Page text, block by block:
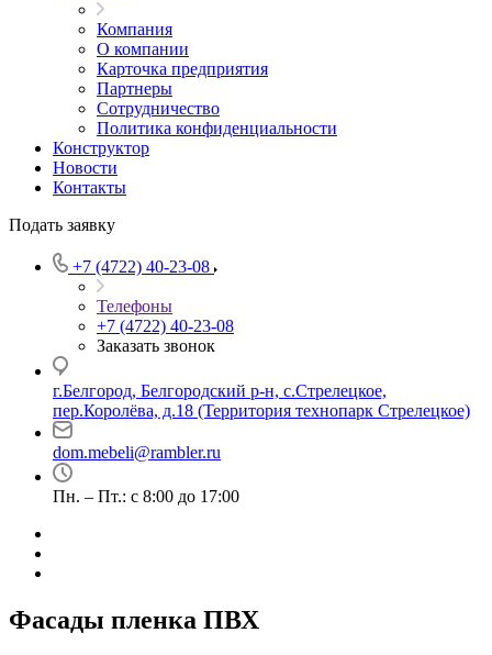
Компания
О компании
Карточка предприятия
Партнеры
Сотрудничество
Политика конфиденциальности
Конструктор
Новости
Контакты
Подать заявку
+7 (4722) 40-23-08
Телефоны
+7 (4722) 40-23-08
Заказать звонок
г.Белгород, Белгородский р-н, с.Стрелецкое,
пер.Королёва, д.18 (Территория технопарк Стрелецкое)
dom.mebeli@rambler.ru
Пн. – Пт.: с 8:00 до 17:00
Фасады пленка ПВХ